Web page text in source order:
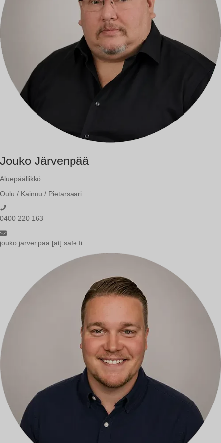
Jouko Järvenpää
Aluepäällikkö
Oulu / Kainuu / Pietarsaari
0400 220 163
jouko.jarvenpaa [at] safe.fi